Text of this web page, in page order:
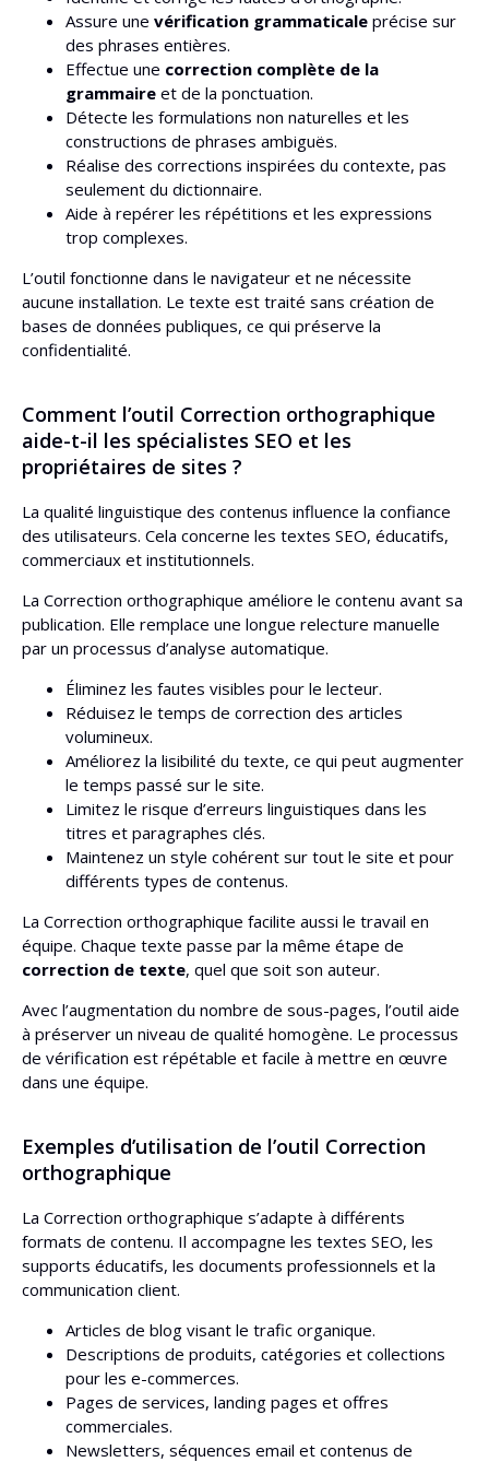
Assure une vérification grammaticale précise sur
des phrases entières.
Effectue une correction complète de la
grammaire et de la ponctuation.
Détecte les formulations non naturelles et les
constructions de phrases ambiguës.
Réalise des corrections inspirées du contexte, pas
seulement du dictionnaire.
Aide à repérer les répétitions et les expressions
trop complexes.
L’outil fonctionne dans le navigateur et ne nécessite
aucune installation. Le texte est traité sans création de
bases de données publiques, ce qui préserve la
confidentialité.
Comment l’outil Correction orthographique
aide-t-il les spécialistes SEO et les
propriétaires de sites ?
La qualité linguistique des contenus influence la confiance
des utilisateurs. Cela concerne les textes SEO, éducatifs,
commerciaux et institutionnels.
La Correction orthographique améliore le contenu avant sa
publication. Elle remplace une longue relecture manuelle
par un processus d’analyse automatique.
Éliminez les fautes visibles pour le lecteur.
Réduisez le temps de correction des articles
volumineux.
Améliorez la lisibilité du texte, ce qui peut augmenter
le temps passé sur le site.
Limitez le risque d’erreurs linguistiques dans les
titres et paragraphes clés.
Maintenez un style cohérent sur tout le site et pour
différents types de contenus.
La Correction orthographique facilite aussi le travail en
équipe. Chaque texte passe par la même étape de
correction de texte, quel que soit son auteur.
Avec l’augmentation du nombre de sous-pages, l’outil aide
à préserver un niveau de qualité homogène. Le processus
de vérification est répétable et facile à mettre en œuvre
dans une équipe.
Exemples d’utilisation de l’outil Correction
orthographique
La Correction orthographique s’adapte à différents
formats de contenu. Il accompagne les textes SEO, les
supports éducatifs, les documents professionnels et la
communication client.
Articles de blog visant le trafic organique.
Descriptions de produits, catégories et collections
pour les e-commerces.
Pages de services, landing pages et offres
commerciales.
Newsletters, séquences email et contenus de